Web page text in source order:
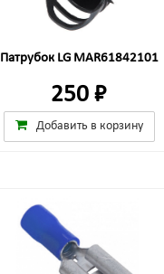
Патрубок LG MAR61842101
250 ₽
Добавить в корзину